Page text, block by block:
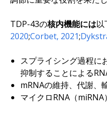
TDP-43の核内機能には以
2020;Corbet, 2021;
スプライシング過程に
抑制することによる
mRNAの維持、代謝、
マイクロRNA（miRNA